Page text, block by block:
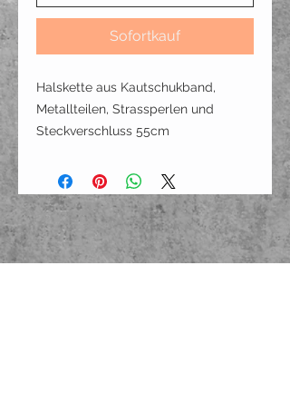
Sofortkauf
Halskette aus Kautschukband,
Metallteilen, Strassperlen und
Steckverschluss 55cm